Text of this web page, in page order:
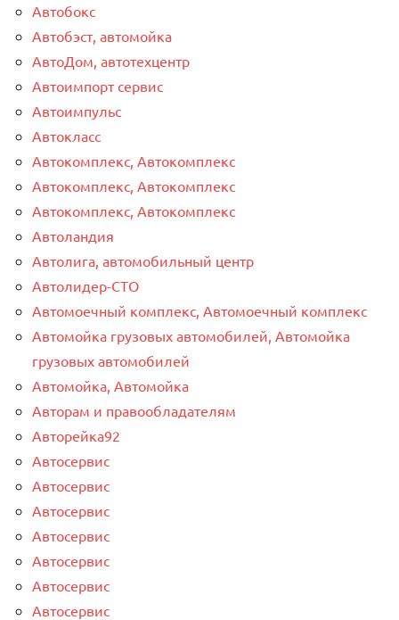
Автобокс
Автобэст, автомойка
АвтоДом, автотехцентр
Автоимпорт сервис
Автоимпульс
Автокласс
Автокомплекс, Автокомплекс
Автокомплекс, Автокомплекс
Автокомплекс, Автокомплекс
Автоландия
Автолига, автомобильный центр
Автолидер-СТО
Автомоечный комплекс, Автомоечный комплекс
Автомойка грузовых автомобилей, Автомойка
грузовых автомобилей
Автомойка, Автомойка
Авторам и правообладателям
Авторейка92
Автосервис
Автосервис
Автосервис
Автосервис
Автосервис
Автосервис
Автосервис